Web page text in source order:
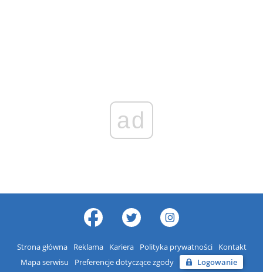
ad
Strona główna Reklama Kariera Polityka prywatności
Kontakt
Mapa serwisu
Preferencje dotyczące zgody Logowanie